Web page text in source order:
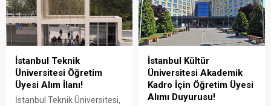
İstanbul Teknik
Üniversitesi Öğretim
Üyesi Alım İlanı!
İstanbul Teknik Üniversitesi,
İstanbul Kültür
Üniversitesi Akademik
Kadro İçin Öğretim Üyesi
Alımı Duyurusu!